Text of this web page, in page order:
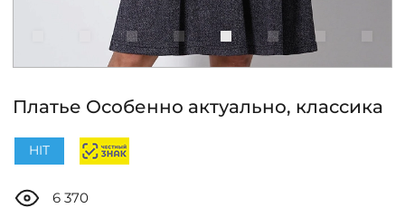
ЧАСТО ЗАДАВАЕМЫЕ ВОПРОСЫ
Платье Особенно актуально, классика
HIT
6 370